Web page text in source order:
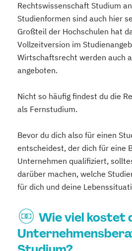
Rechtswissenschaft Studium
Studienformen sind auch hier
Großteil der Hochschulen hat
Vollzeitversion im
Wirtschaftsrecht werden auch
angeboten.
Nicht so häufig findest du die
als Fernstudium.
Bevor du dich also für einen
entscheidest, der dich für eine
Unternehmen qualifiziert,
darüber machen, welche
für dich und deine
Wie viel kostet